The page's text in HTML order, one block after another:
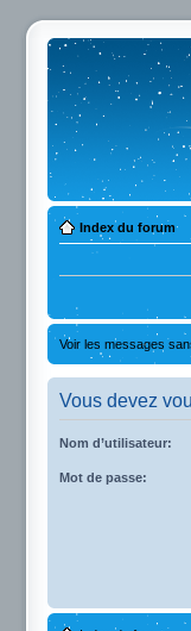
Index du forum
Voir les messages
Vous devez
Nom d’utilisateur:
Mot de passe: